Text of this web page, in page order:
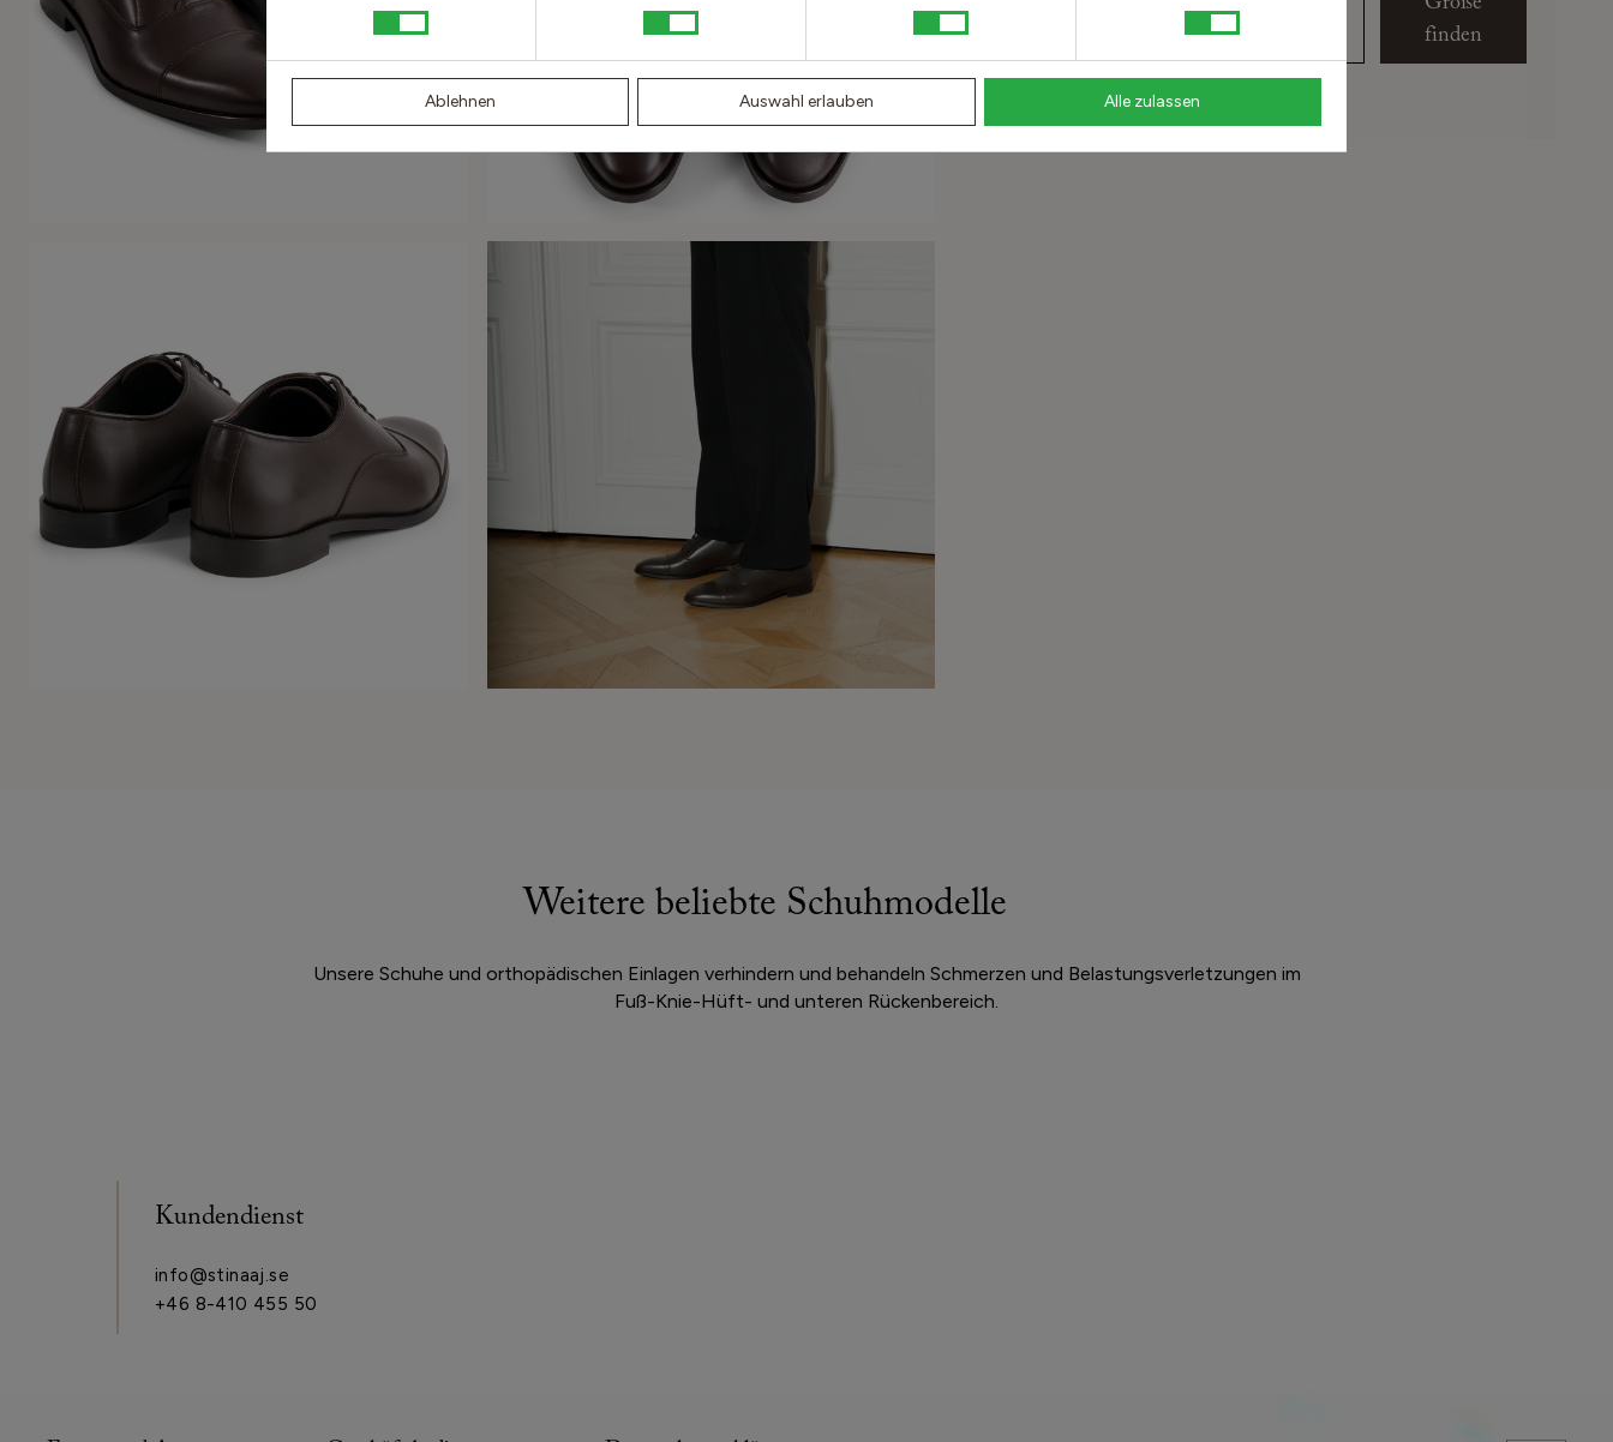
Ablehnen Auswahl erlauben Alle zulassen
finden
Wie messe ich meinen Fuß?
Weitere beliebte Schuhmodelle
Unsere Schuhe und orthopädischen Einlagen verhindern und behandeln Schmerzen und Belastungsverletzungen im
Fuß-Knie-Hüft- und unteren Rückenbereich.
Kundendienst
info@stinaaj.se
+46 8-410 455 50